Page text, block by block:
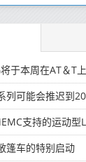
于本周在AT＆T
列可能会推迟到
支持的运动型
篷车的特别启动